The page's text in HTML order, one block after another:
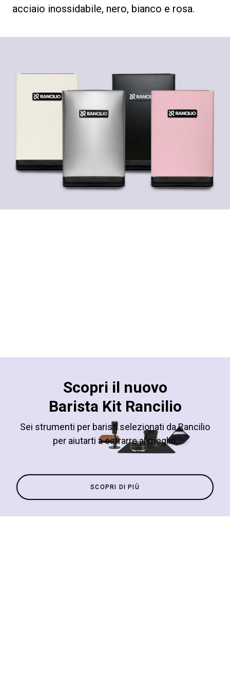
acciaio inossidabile, nero, bianco e rosa.
Scopri il nuovo
Barista Kit Rancilio
Sei strumenti per baristi selezionati da Rancilio
per aiutarti a estrarre al meglio.
SCOPRI DI PIÙ